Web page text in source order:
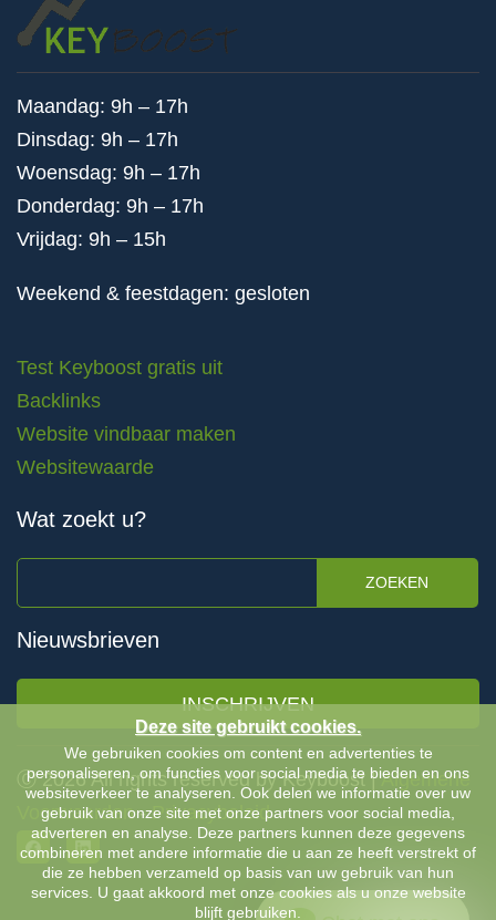
Maandag: 9h – 17h
Dinsdag: 9h – 17h
Woensdag: 9h – 17h
Donderdag: 9h – 17h
Vrijdag: 9h – 15h
Weekend & feestdagen: gesloten
Test Keyboost gratis uit
Backlinks
Website vindbaar maken
Websitewaarde
Wat zoekt u?
ZOEKEN
Nieuwsbrieven
INSCHRIJVEN
Ⓒ 2026 All rights reserved by Keyboost |Algemene
Voorwaarden-Privacybeleid
Deze site gebruikt cookies.
We gebruiken cookies om content en advertenties te
personaliseren, om functies voor social media te bieden en ons
websiteverkeer te analyseren. Ook delen we informatie over uw
gebruik van onze site met onze partners voor social media,
adverteren en analyse. Deze partners kunnen deze gegevens
combineren met andere informatie die u aan ze heeft verstrekt of
die ze hebben verzameld op basis van uw gebruik van hun
services. U gaat akkoord met onze cookies als u onze website
blijft gebruiken.